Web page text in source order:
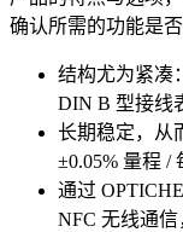
确认所需的功能是
结构尤为紧凑
DIN B 型接线
长期稳定，从
±0.05% 量程 /
通过
NFC 无线通